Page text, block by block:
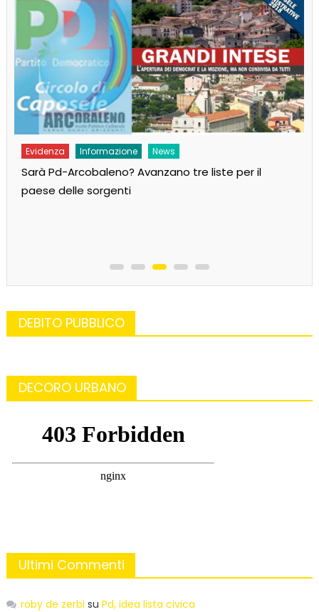
Evidenza Informazione News
Sarà Pd-Arcobaleno? Avanzano tre liste per il
paese delle sorgenti
DEBITO PUBBLICO
DECORO URBANO
Ultimi Commenti
roby de zerbi su Pd, idea lista civica